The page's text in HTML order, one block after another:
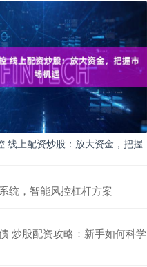
线上配资炒股：放大资金，把握
统，智能风控杠杆方案
炒股配资攻略：新手如何科学